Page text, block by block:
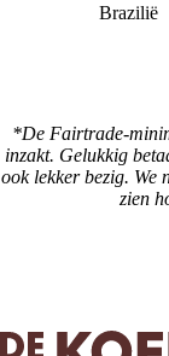
Brazilië
*De Fairtrade-
inzakt. Gelukkig
ook lekker bezig. We
zien